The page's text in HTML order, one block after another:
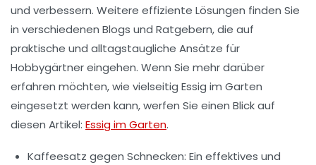
und verbessern. Weitere effiziente Lösungen finden Sie
in verschiedenen Blogs und Ratgebern, die auf
praktische und alltagstaugliche Ansätze für
Hobbygärtner eingehen. Wenn Sie mehr darüber
erfahren möchten, wie vielseitig Essig im Garten
eingesetzt werden kann, werfen Sie einen Blick auf
diesen Artikel: Essig im Garten.
Kaffeesatz gegen Schnecken: Ein effektives und